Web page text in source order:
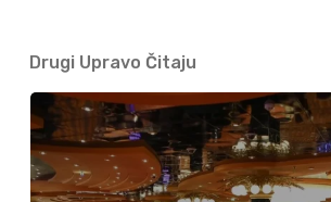
Drugi Upravo Čitaju